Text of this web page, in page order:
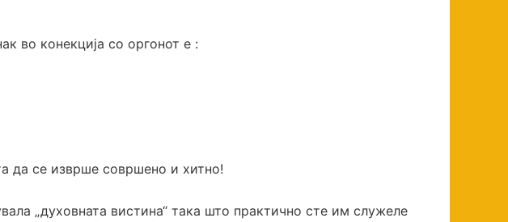
во конекција со оргонот е :
да се изврше совршено и хитно!
„духовната вистина“ така што практично сте им служеле